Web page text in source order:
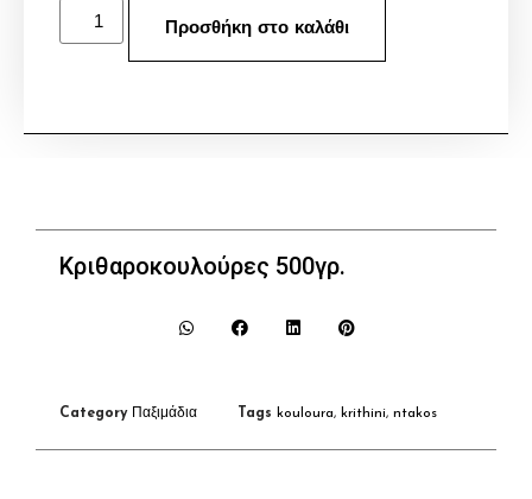
Προσθήκη στο καλάθι
Κριθαροκουλούρες 500γρ.
Category Παξιμάδια Tags kouloura, krithini, ntakos